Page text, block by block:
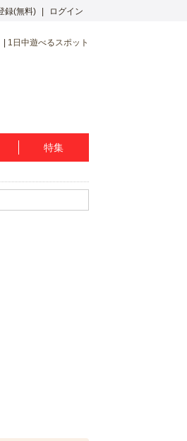
録(無料) ログイン
1日中遊べるスポット
特集